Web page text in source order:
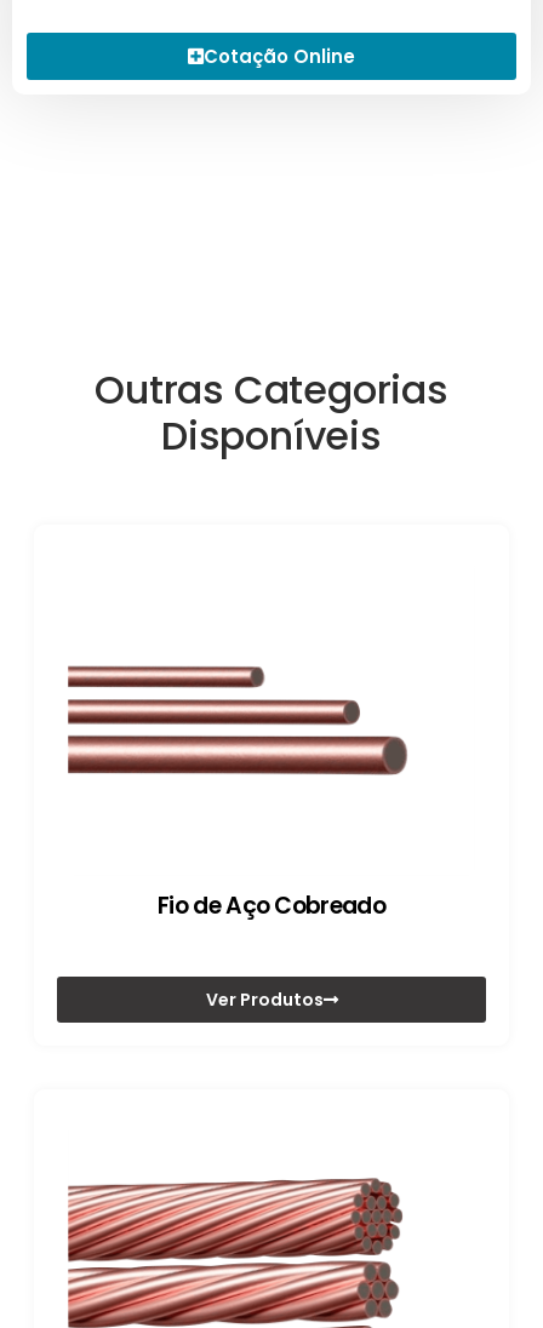
Cotação Online
Outras Categorias
Disponíveis
Fio de Aço Cobreado
Ver Produtos